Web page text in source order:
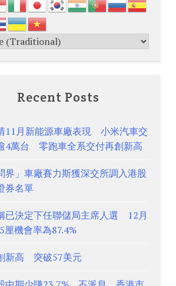
Recent Posts
11月新能源車廠表現 小米汽車交
4萬台 零跑車全系交付再創新高
界」車廠賽力斯獲深交所調入港股
券名單
已決定下任聯儲局主席人選 12月
厘機會率為87.4%
新高 突破57美元